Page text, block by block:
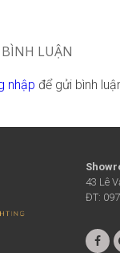
LUẬN
nhập để gửi bình
43 Lê
ĐT: